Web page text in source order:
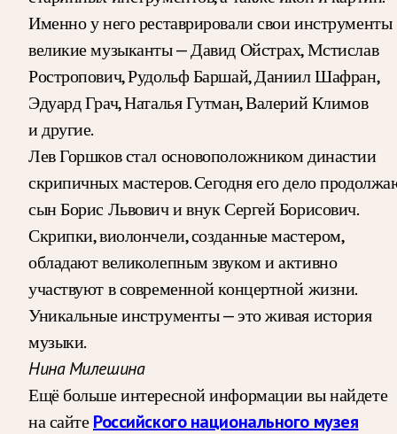
Именно у него реставрировали свои инструменты
великие музыканты — Давид Ойстрах, Мстислав
Ростропович, Рудольф Баршай, Даниил Шафран,
Эдуард Грач, Наталья Гутман, Валерий Климов
и другие.
Лев Горшков стал основоположником династии
скрипичных мастеров. Сегодня его дело
сын Борис Львович и внук Сергей Борисович.
Скрипки, виолончели, созданные мастером,
обладают великолепным звуком и активно
участвуют в современной концертной жизни.
Уникальные инструменты — это живая история
музыки.
Нина Милешина
Ещё больше интересной информации вы найдете
на сайтеРоссийского национального музея